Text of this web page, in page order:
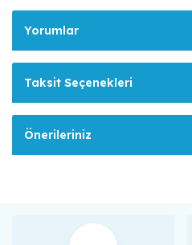
Yorumlar
Taksit Seçenekleri
Önerileriniz